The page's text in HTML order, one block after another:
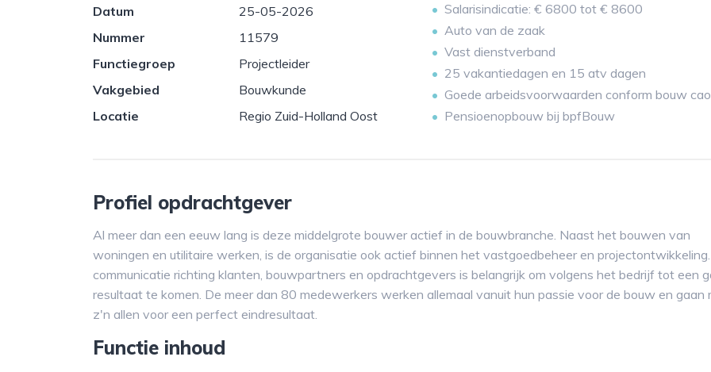
Datum
25-05-2026
Nummer
11579
Functiegroep
Projectleider
Vakgebied
Bouwkunde
Locatie
Regio Zuid-Holland Oost
Salarisindicatie: € 6800 tot € 8600
Auto van de zaak
Vast dienstverband
25 vakantiedagen en 15 atv dagen
Goede arbeidsvoorwaarden conform bouw cao
Pensioenopbouw bij bpfBouw
Profiel opdrachtgever
Al meer dan een eeuw lang is deze middelgrote bouwer actief in de bouwbranche. Naast het bouwen van
woningen en utilitaire werken, is de organisatie ook actief binnen het vastgoedbeheer en
communicatie richting klanten, bouwpartners en opdrachtgevers is belangrijk om volgens het bedrijf tot een
resultaat te komen. De meer dan 80 medewerkers werken allemaal vanuit hun passie voor de bouw en gaan
z'n allen voor een perfect eindresultaat.
Functie inhoud